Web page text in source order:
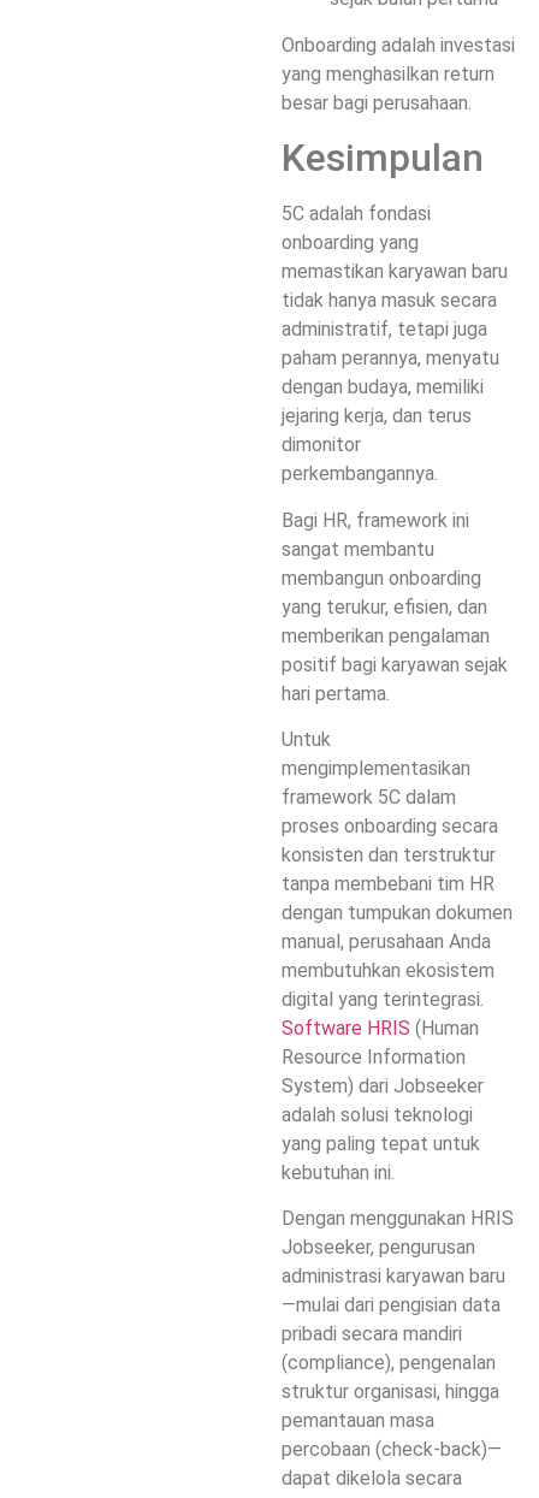
Onboarding adalah investasi
yang menghasilkan return
besar bagi perusahaan.
Kesimpulan
5C adalah fondasi
onboarding yang
memastikan karyawan baru
tidak hanya masuk secara
administratif, tetapi juga
paham perannya, menyatu
dengan budaya, memiliki
jejaring kerja, dan terus
dimonitor
perkembangannya.
Bagi HR, framework ini
sangat membantu
membangun onboarding
yang terukur, efisien, dan
memberikan pengalaman
positif bagi karyawan sejak
hari pertama.
Untuk
mengimplementasikan
framework 5C dalam
proses onboarding secara
konsisten dan terstruktur
tanpa membebani tim HR
dengan tumpukan dokumen
manual, perusahaan Anda
membutuhkan ekosistem
digital yang terintegrasi.
Software HRIS (Human
Resource Information
System) dari Jobseeker
adalah solusi teknologi
yang paling tepat untuk
kebutuhan ini.
Dengan menggunakan HRIS
Jobseeker, pengurusan
administrasi karyawan baru
—mulai dari pengisian data
pribadi secara mandiri
(compliance), pengenalan
struktur organisasi, hingga
pemantauan masa
percobaan (check-back)—
dapat dikelola secara